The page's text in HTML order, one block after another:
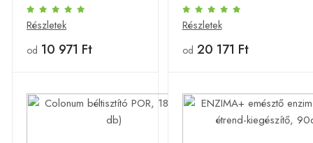
Részletek
od 10 971 Ft
Részletek
od 20 171 Ft